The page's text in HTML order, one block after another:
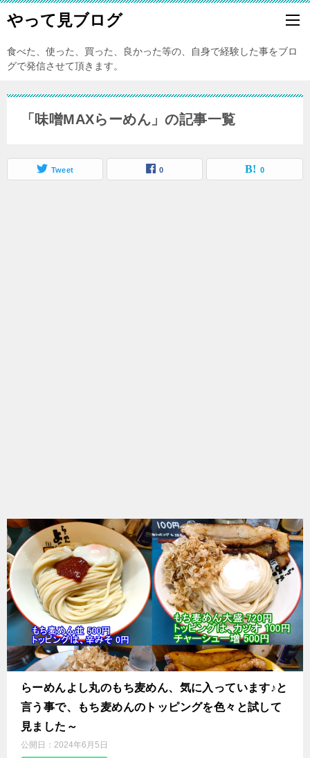
やって見ブログ
食べた、使った、買った、良かった等の、自身で経験した事をブロ
グで発信させて頂きます。
「味噌MAXらーめん」の記事一覧
Tweet 0 0
らーめんよし丸のもち麦めん、気に入っています♪と
言う事で、もち麦めんのトッピングを色々と試して
見ました～
公開日： 2024年6月5日